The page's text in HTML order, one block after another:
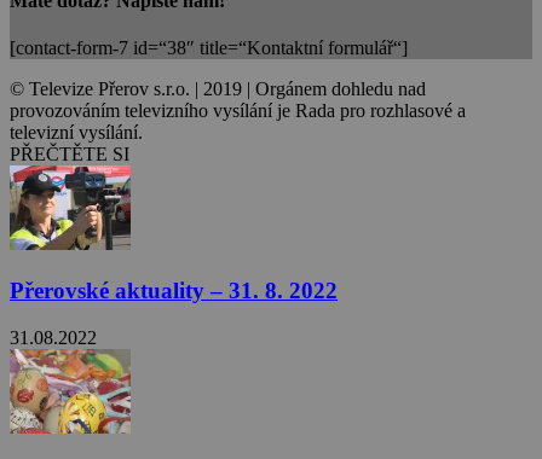
[contact-form-7 id=“38″ title=“Kontaktní formulář“]
© Televize Přerov s.r.o. | 2019 | Orgánem dohledu nad
provozováním televizního vysílání je Rada pro rozhlasové a
televizní vysílání.
PŘEČTĚTE SI
Přerovské aktuality – 31. 8. 2022
31.08.2022